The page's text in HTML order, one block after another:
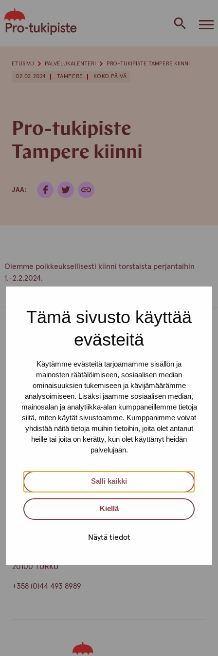
Tämä sivusto käyttää
evästeitä
Käytämme evästeitä tarjoamamme sisällön ja
mainosten räätälöimiseen, sosiaalisen median
ominaisuuksien tukemiseen ja kävijämäärämme
analysoimiseen. Lisäksi jaamme sosiaalisen median,
mainosalan ja analytiikka-alan kumppaneillemme tietoja
siitä, miten käytät sivustoamme. Kumppanimme voivat
yhdistää näitä tietoja muihin tietoihin, joita olet antanut
heille tai joita on kerätty, kun olet käyttänyt heidän
palvelujaan.
Salli kaikki
Kiellä
Näytä tiedot
to
content
02.02.2024 TAMPERE KOKO PÄIVÄ
Pro-tukipiste
Tampere kiinni
JAA:
ETUSIVU PALVELUKALENTERI PRO-TUKIPISTE TAMPERE KIINNI
Olemme poikkeuksellisesti kiinni torstaista perjantaihin
1.-2.2.2024.
Toimipisteet
Helsinki
Urho Kekkosen katu 4-6 B, 5. krs
00100 HELSINKI
+358 (0)40 650 3705
Aleksis Kiven katu 10 E, 3. krs
33210 TAMPERE
+358 (0)45 265 0480
20100 TURKU
+358 (0)44 493 8989